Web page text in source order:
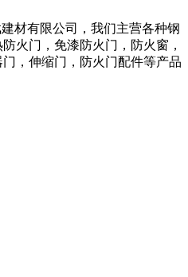
材有限公司，我们主营各种钢
火门，免漆防火门，防火窗，
，伸缩门，防火门配件等产品